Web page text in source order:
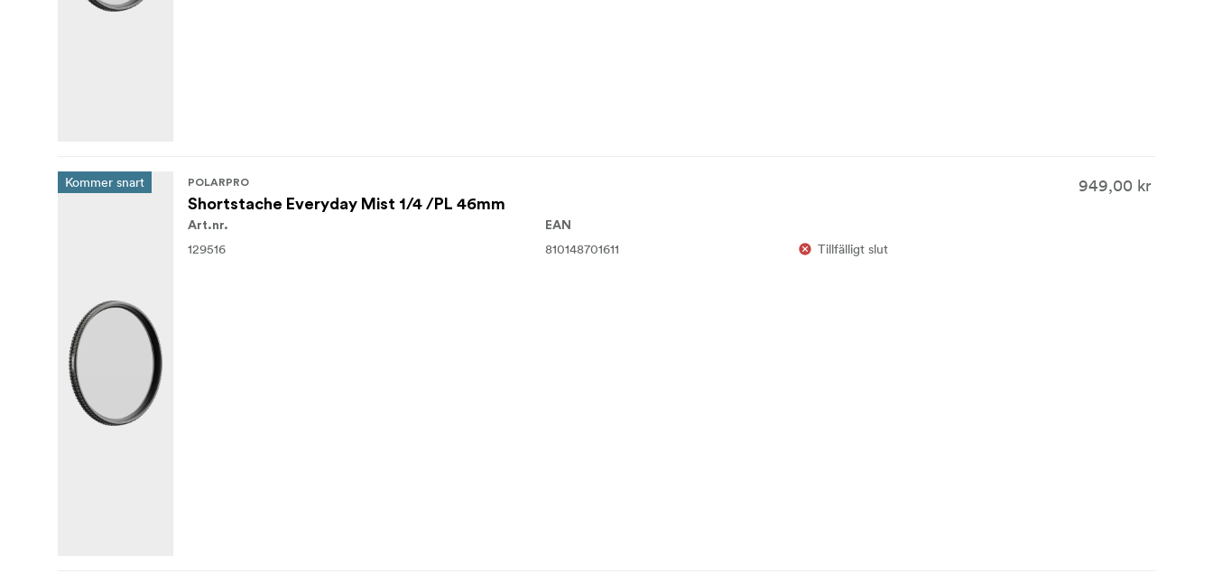
Kommer snart POLARPRO
Shortstache Everyday Mist 1/4 /PL 46mm
949,00 kr
Art.nr.
129516
EAN
810148701611 Tillfälligt slut